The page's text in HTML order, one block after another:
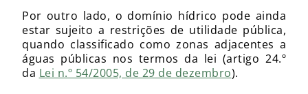
Por outro lado, o domínio hídrico pode ainda
estar sujeito a restrições de utilidade pública,
quando classificado como zonas adjacentes a
águas públicas nos termos da lei (artigo 24.º
da Lei n.º 54/2005, de 29 de dezembro).